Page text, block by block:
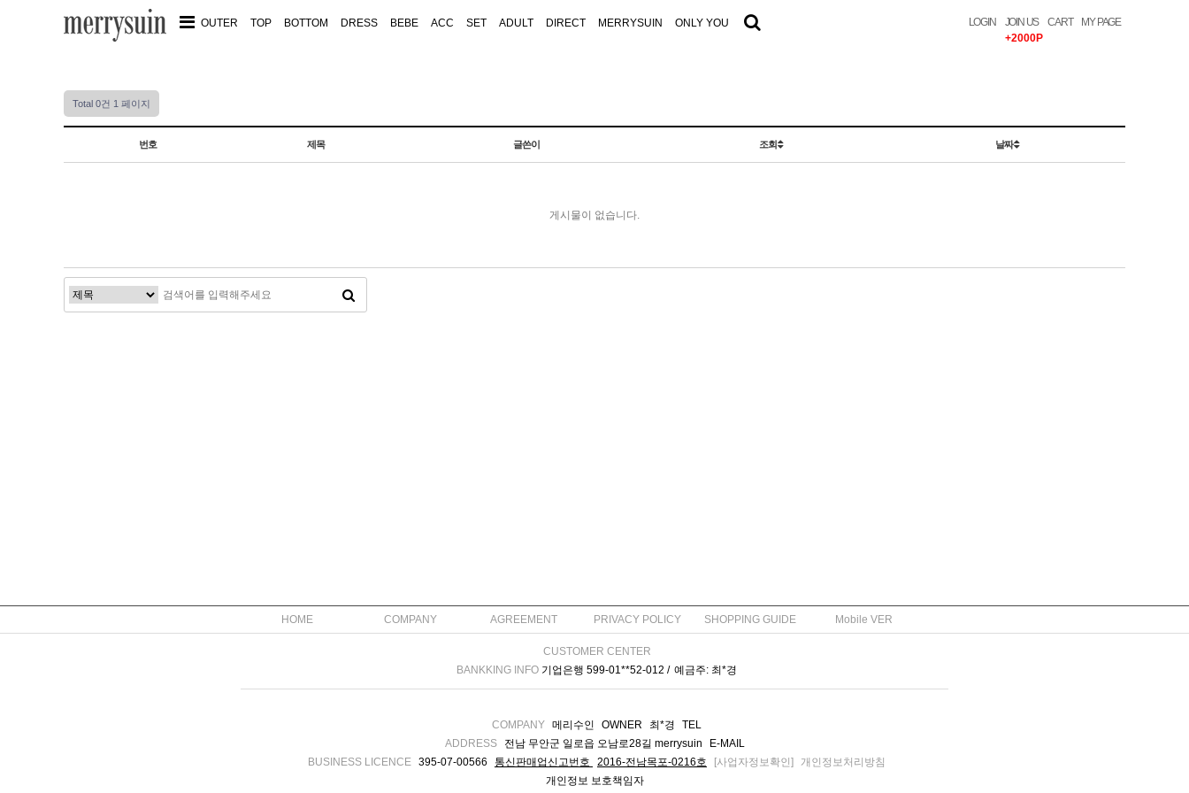
ONLY YOU
MERRYSUIN
DIRECT
ADULT
SET
ACC
BEBE
DRESS
BOTTOM
TOP
OUTER
LOGIN
+2000P
JOIN US CART MY PAGE
Total 0건 1 페이지
번호 제목 글쓴이 조회 날짜
게시물이 없습니다.
HOME COMPANY AGREEMENT PRIVACY POLICY SHOPPING GUIDE Mobile VER
CUSTOMER CENTER
BANKKING INFO 기업은행 599-01**52-012 / 예금주: 최*경
COMPANY 메리수인 OWNER 최*경
TEL
ADDRESS
전남 무안군 일로읍 오남로28길 merrysuin
E-MAIL
BUSINESS LICENCE 395-07-00566 통신판매업신고번호 2016-전남목포-0216호 [사업자정보확인]
개인정보처리방침
개인정보 보호책임자